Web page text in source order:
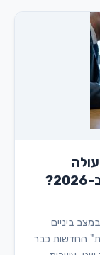
בגורלם של הסכמי הנדל"ן הישנים ב-2026?
במצב ביניים
החדשות כבר